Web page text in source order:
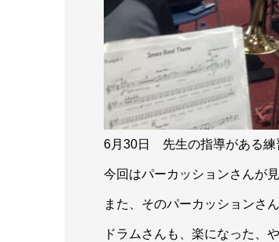
6月30日 先生の指導がある練
今回はパーカッションさんが
また、そのパーカッションさ
ドラムさんも、楽になった、